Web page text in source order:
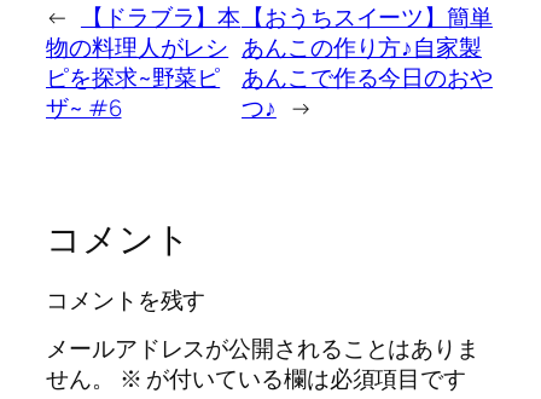
←
【ドラブラ】本
物の料理人がレシ
ピを探求~野菜ピ
ザ~ #6
【おうちスイーツ】簡単
あんこの作り方♪自家製
あんこで作る今日のおや
つ♪ →
コメント
コメントを残す
メールアドレスが公開されることはありま
せん。
※ が付いている欄は必須項目です